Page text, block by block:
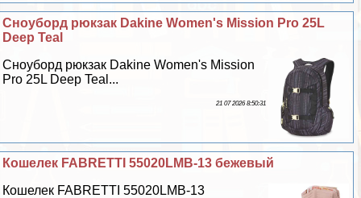
Сноуборд рюкзак Dakine Women's Mission Pro 25L
Deep Teal
Сноуборд рюкзак Dakine Women's Mission
Pro 25L Deep Teal...
21 07 2026 8:50:31
Кошелек FABRETTI 55020LMB-13 бежевый
Кошелек FABRETTI 55020LMB-13